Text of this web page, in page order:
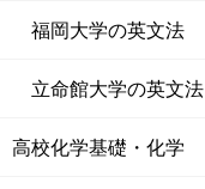
福岡大学の英文法
立命館大学の英文法
高校化学基礎・化学